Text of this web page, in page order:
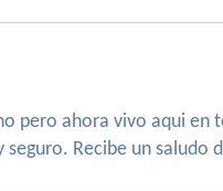
pero ahora vivo aqui en
Recibe un saludo